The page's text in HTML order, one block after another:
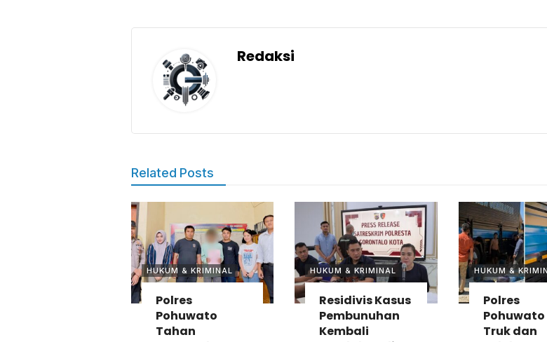
Redaksi
Related Posts
HUKUM & KRIMINAL
Polres
Pohuwato
Tahan
HUKUM & KRIMINAL
Residivis Kasus
Pembunuhan
Kembali
HUKUM &
Polres
Truk dan